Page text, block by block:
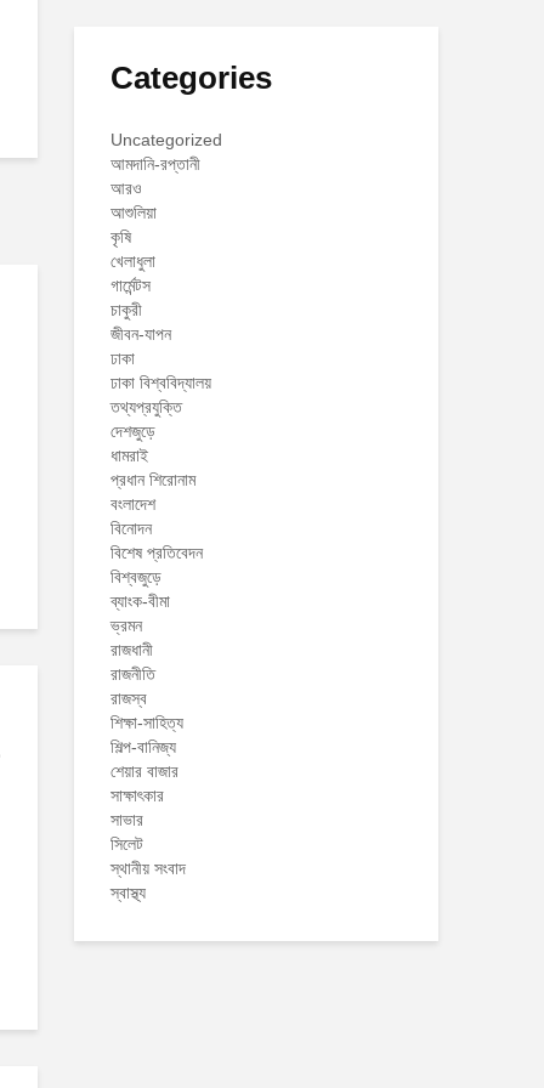
Categories
Uncategorized
আমদানি-রপ্তানী
আরও
আশুলিয়া
কৃষি
খেলাধুলা
গার্মেন্টস
চাকুরী
জীবন-যাপন
ঢাকা
ঢাকা বিশ্ববিদ্যালয়
তথ্যপ্রযুক্তি
দেশজুড়ে
ধামরাই
প্রধান শিরোনাম
বংলাদেশ
বিনোদন
বিশেষ প্রতিবেদন
বিশ্বজুড়ে
ব্যাংক-বীমা
ভ্রমন
রাজধানী
রাজনীতি
রাজস্ব
শিক্ষা-সাহিত্য
শিল্প-বানিজ্য
শেয়ার বাজার
সাক্ষাৎকার
সাভার
সিলেট
স্থানীয় সংবাদ
স্বাস্থ্য